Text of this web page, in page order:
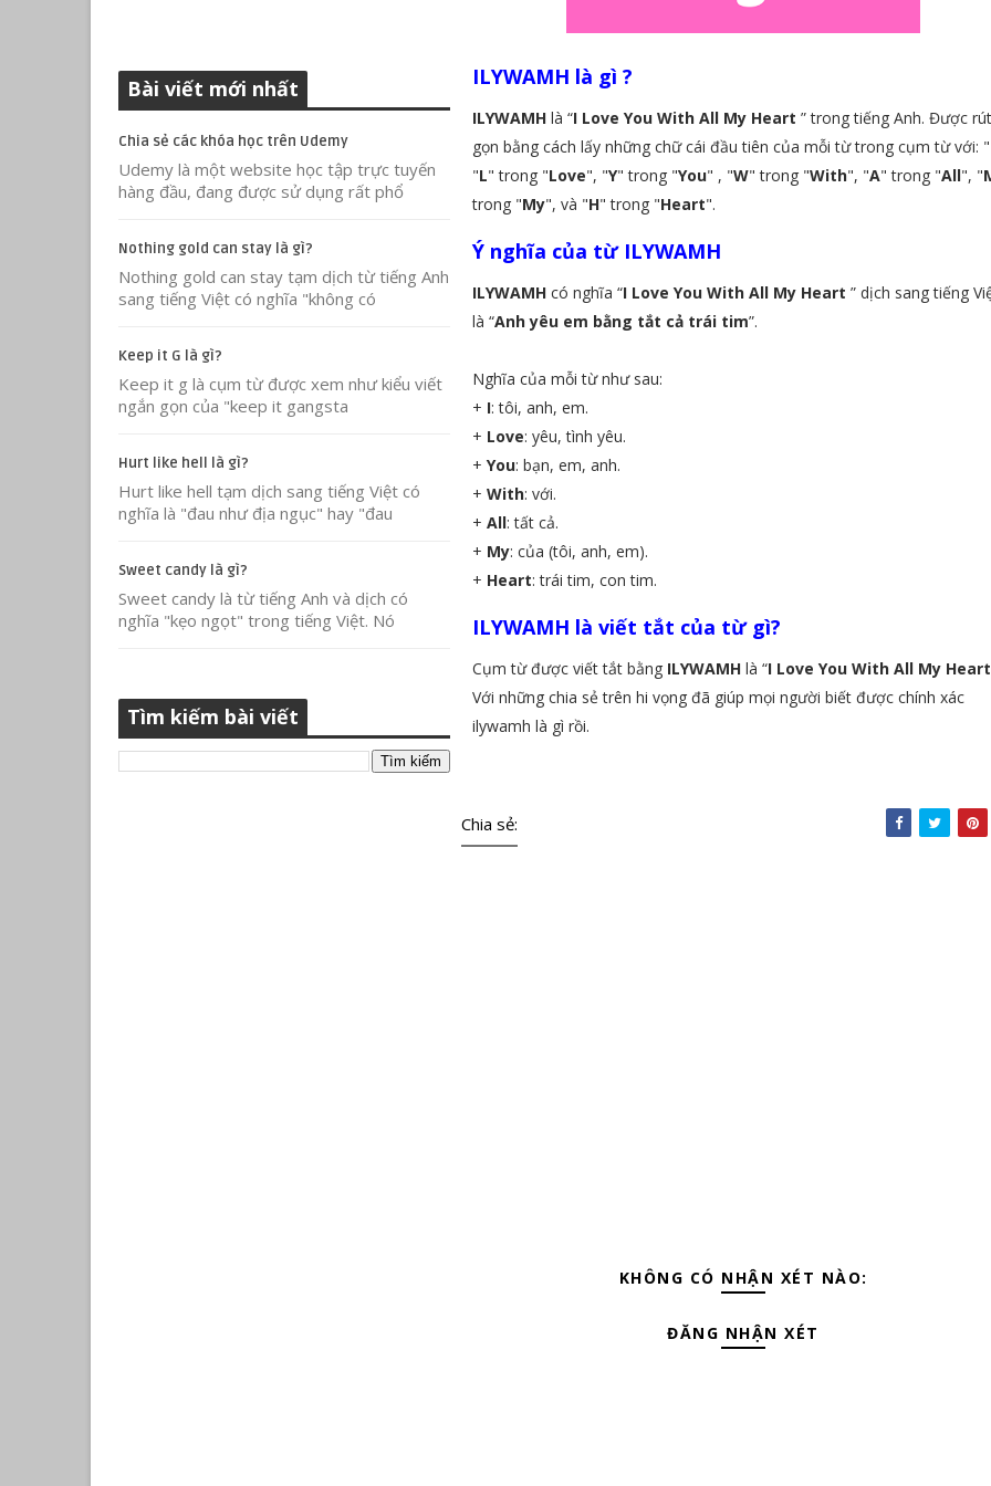
Bài viết mới nhất
Chia sẻ các khóa học trên Udemy
Udemy là một website học tập trực tuyến
hàng đầu, đang được sử dụng rất phổ
Nothing gold can stay là gì?
Nothing gold can stay tạm dịch từ tiếng Anh
sang tiếng Việt có nghĩa "không có
Keep it G là gì?
Keep it g là cụm từ được xem như kiểu viết
ngắn gọn của "keep it gangsta
Hurt like hell là gì?
Hurt like hell tạm dịch sang tiếng Việt có
nghĩa là "đau như địa ngục" hay "đau
Sweet candy là gì?
Sweet candy là từ tiếng Anh và dịch có
nghĩa "kẹo ngọt" trong tiếng Việt. Nó
Tìm kiếm bài viết
ILYWAMH là gì ?
ILYWAMH là “I Love You With All My Heart ” trong tiếng Anh. Được rút
gọn bằng cách lấy những chữ cái đầu tiên của mỗi từ trong cụm từ với: "
"L" trong "Love", "Y" trong "You" , "W" trong "With", "A" trong "All", "
trong "My", và "H" trong "Heart".
Ý nghĩa của từ ILYWAMH
ILYWAMH có nghĩa “I Love You With All My Heart ” dịch sang tiếng
là “Anh yêu em bằng tắt cả trái tim”.
Nghĩa của mỗi từ như sau:
+ I: tôi, anh, em.
+ Love: yêu, tình yêu.
+ You: bạn, em, anh.
+ With: với.
+ All: tất cả.
+ My: của (tôi, anh, em).
+ Heart: trái tim, con tim.
ILYWAMH là viết tắt của từ gì?
Cụm từ được viết tắt bằng ILYWAMH là “I Love You With All My
Với những chia sẻ trên hi vọng đã giúp mọi người biết được chính xác
ilywamh là gì rồi.
Chia sẻ:
KHÔNG CÓ NHẬN XÉT NÀO:
ĐĂNG NHẬN XÉT